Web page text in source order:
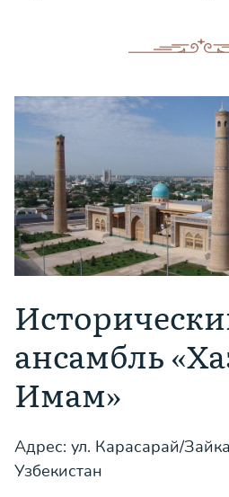
ансамбль
Имам»
Адрес: ул. Карасарай/
Узбекистан